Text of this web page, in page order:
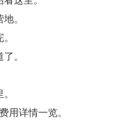
。
。
用详情一览。